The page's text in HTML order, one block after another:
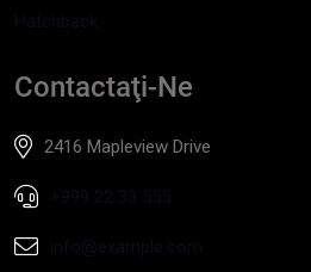
Hatchback
Contactaţi-Ne
2416 Mapleview Drive
+999 22 33 555
info@example.com